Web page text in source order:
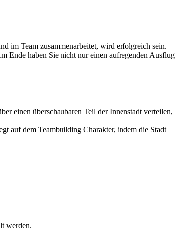
im Team zusammenarbeitet, wird erfolgreich sein.
Ende haben Sie nicht nur einen aufregenden Ausflug
einen überschaubaren Teil der Innenstadt verteilen,
auf dem Teambuilding Charakter, indem die Stadt
werden.